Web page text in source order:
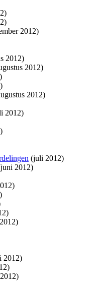
2012)
2012)
2012)
2012)
2012)
(juli 2012)
2012)
2012)